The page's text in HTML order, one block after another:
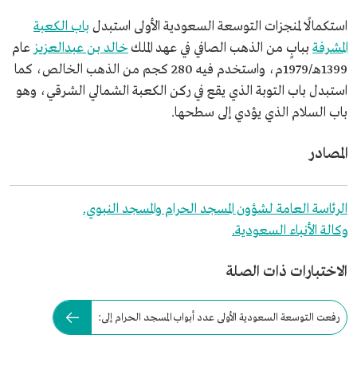
استكمالًا لمنجزات التوسعة السعودية الأولى استبدل باب الكعبة
المشرفة ببابٍ من الذهب الصافي في عهد الملكخالد بن عبدالعزيز عام
1399هـ/1979م، واستخدم فيه 280 كجم من الذهب الخالص، كما
استبدل باب التوبة الذي يقع في ركن الكعبة الشمالي الشرقي، وهو
باب السلام الذي يؤدي إلى سطحها.
المصادر
الرئاسة العامة لشؤون المسجد الحرام والمسجد النبوي.
وكالة الأنباء السعودية.
الاختبارات ذات الصلة
رفعت التوسعة السعودية الأولى عدد أبواب المسجد الحرام إلى: